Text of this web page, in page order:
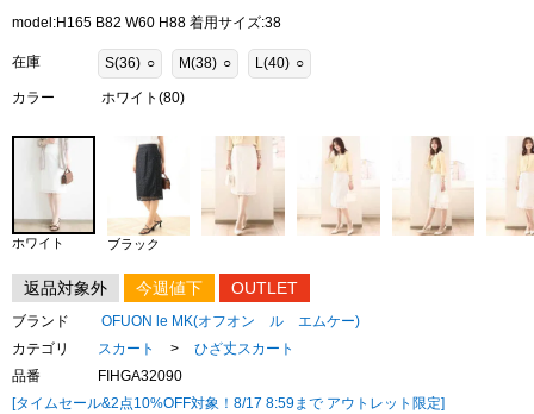
model:H165 B82 W60 H88 着用サイズ:38
在庫 S(36) ○ M(38) ○ L(40) ○
カラー ホワイト(80)
ホワイト ブラック
返品対象外 今週値下 OUTLET
ブランド
OFUON le MK(オフオン ル エムケー)
カテゴリ
スカート >
ひざ丈スカート
品番
FIHGA32090
[タイムセール&2点10%OFF対象！8/17 8:59まで アウトレット限定]